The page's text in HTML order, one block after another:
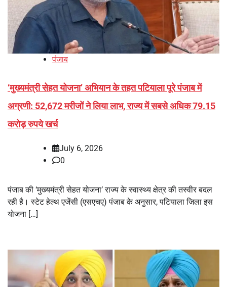
पंजाब
‘मुख्यमंत्री सेहत योजना’ अभियान के तहत पटियाला पूरे पंजाब में
अग्रणी: 52,672 मरीजों ने लिया लाभ, राज्य में सबसे अधिक 79.15
करोड़ रुपये खर्च
July 6, 2026
0
पंजाब की ‘मुख्यमंत्री सेहत योजना’ राज्य के स्वास्थ्य क्षेत्र की तस्वीर बदल
रही है। स्टेट हेल्थ एजेंसी (एसएचए) पंजाब के अनुसार, पटियाला जिला इस
योजना […]